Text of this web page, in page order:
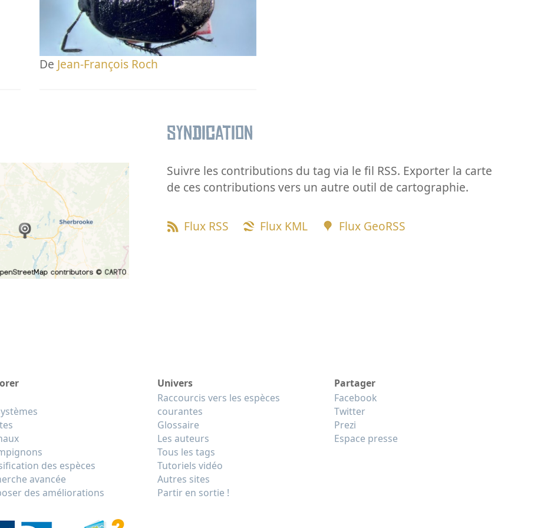
De Jean-François Roch
Syndication
Suivre les contributions du tag via le fil RSS. Exporter la carte
de ces contributions vers un autre outil de cartographie.
Flux RSS Flux KML Flux GeoRSS
des espèces
avancée
des améliorations
Univers
Raccourcis vers les espèces
courantes
Glossaire
Les auteurs
Tous les tags
Tutoriels vidéo
Autres sites
Partir en sortie !
Partager
Facebook
Twitter
Prezi
Espace presse